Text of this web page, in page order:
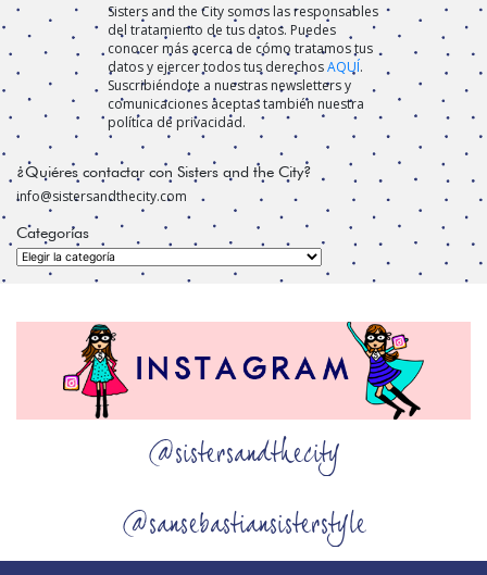
Sisters and the City somos las responsables
del tratamiento de tus datos. Puedes
conocer más acerca de cómo tratamos tus
datos y ejercer todos tus derechosAQUÍ.
Suscribiéndote a nuestras newsletters y
comunicaciones aceptas también nuestra
política de privacidad.
¿Quiéres contactar con Sisters and the City?
info@sistersandthecity.com
Categorías
Categorías
@sistersandthecity
@sansebastiansisterstyle